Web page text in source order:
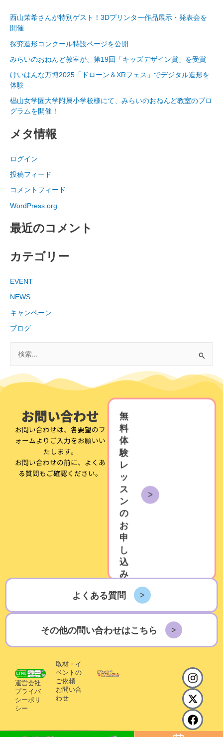
西山茉希さんが特別ゲスト！3Dプリンター作品展示・発表会を
開催
探究造形コンクール特設ページを公開
みらいのおねんど教室が、第19回「キッズデザイン賞」を受賞
けいはんな万博2025「ドローン＆XRフェス」でデジタル造形を
体験
椙山女学園大学附属小学校様にて、みらいのおねんど教室のプロ
グラムを開催！
メタ情報
ログイン
投稿フィード
コメントフィード
WordPress.org
最近のコメント
カテゴリー
EVENT
NEWS
キャンペーン
ブログ
対
お問い合わせ
お問い合わせは、各要望のフ
ォームよりご入力をお願いい
たします。
お問い合わせの前に、よくあ
る質問もご確認ください。
無
料
体
験
レ
ッ
ス
ン
の
お
申
し
込
み
よくある質問
その他の問い合わせはこちら
運営会社
プライバ
シーポリ
シー
取材・イ
ベントの
ご依頼
お問い合
わせ
I
n
s
t
a
g
X
-
t
w
i
t
F
a
c
e
b
o